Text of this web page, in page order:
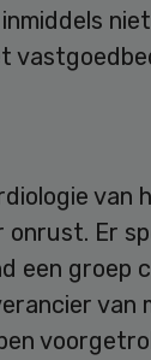
van
onrust. Er
een groep
van